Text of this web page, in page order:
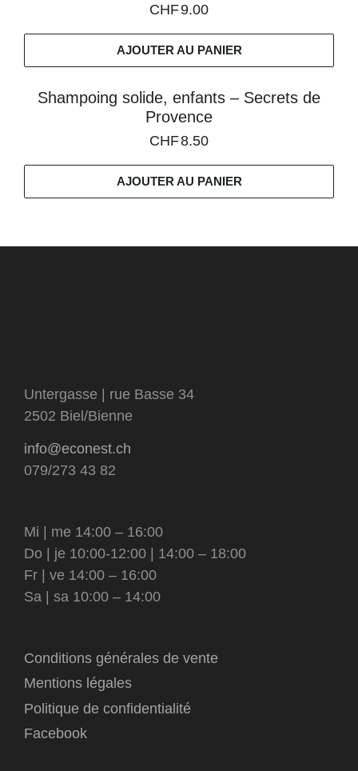
CHF9.00
AJOUTER AU PANIER
Shampoing solide, enfants – Secrets de
Provence
CHF8.50
AJOUTER AU PANIER
Untergasse | rue Basse 34
2502 Biel/Bienne
info@econest.ch
079/273 43 82
Mi | me 14:00 – 16:00
Do | je 10:00-12:00 | 14:00 – 18:00
Fr | ve 14:00 – 16:00
Sa | sa 10:00 – 14:00
Conditions générales de vente
Mentions légales
Politique de confidentialité
Facebook